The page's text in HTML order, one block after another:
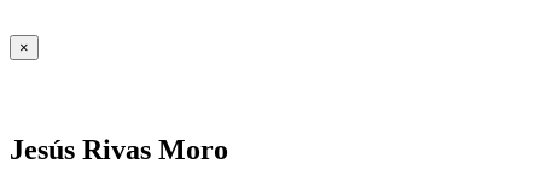
×
Jesús Rivas Moro